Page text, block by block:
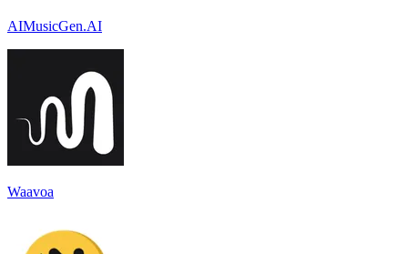
AIMusicGen.AI
Waavoa